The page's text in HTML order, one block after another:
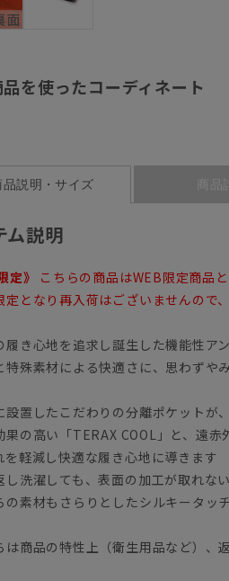
品を使ったコーディネート
品説明・サイズ 商品
ム説明
定》
こちらの商品はWEB限定商品と
となり再入荷はございませんので
履き心地を追求し誕生した機能性ア
特殊素材による快適さに、思わずや
設置したこだわりの分離ポケットが
果の高い「TERAX COOL」と、遠
を軽減し快適な履き心地に導きます
し洗濯しても、表面の加工が取れな
の素材もさらりとしたシルキータッ
商品の特性上（衛生用品など）、